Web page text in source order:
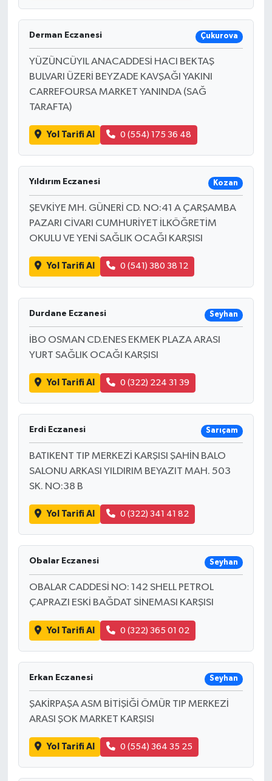
Derman Eczanesi Çukurova
YÜZÜNCÜYIL ANACADDESİ HACI BEKTAŞ
BULVARI ÜZERİ BEYZADE KAVŞAĞI YAKINI
CARREFOURSA MARKET YANINDA (SAĞ
TARAFTA)
Yol Tarifi Al 0 (554) 175 36 48
Yıldırım Eczanesi Kozan
ŞEVKİYE MH. GÜNERİ CD. NO:41 A ÇARŞAMBA
PAZARI CİVARI CUMHURİYET İLKÖĞRETİM
OKULU VE YENİ SAĞLIK OCAĞI KARŞISI
Yol Tarifi Al 0 (541) 380 38 12
Durdane Eczanesi Seyhan
İBO OSMAN CD.ENES EKMEK PLAZA ARASI
YURT SAĞLIK OCAĞI KARŞISI
Yol Tarifi Al 0 (322) 224 31 39
Erdi Eczanesi Sarıçam
BATIKENT TIP MERKEZİ KARŞISI ŞAHİN BALO
SALONU ARKASI YILDIRIM BEYAZIT MAH. 503
SK. NO:38 B
Yol Tarifi Al 0 (322) 341 41 82
Obalar Eczanesi Seyhan
OBALAR CADDESİ NO: 142 SHELL PETROL
ÇAPRAZI ESKİ BAĞDAT SİNEMASI KARŞISI
Yol Tarifi Al 0 (322) 365 01 02
Erkan Eczanesi Seyhan
ŞAKİRPAŞA ASM BİTİŞİĞİ ÖMÜR TIP MERKEZİ
ARASI ŞOK MARKET KARŞISI
Yol Tarifi Al 0 (554) 364 35 25